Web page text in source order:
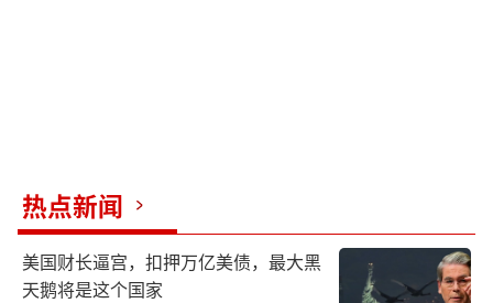
热点新闻
美国财长逼宫，扣押万亿美债，最大黑
天鹅将是这个国家